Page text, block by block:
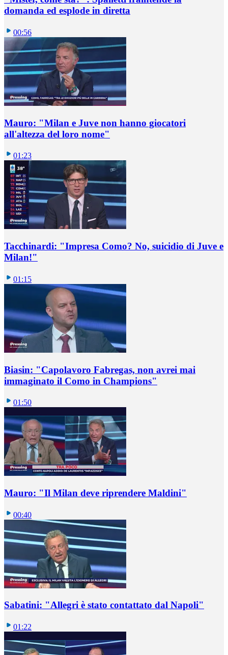
domanda ed esplode in diretta
00:56
Mauro: "Milan e Juve non hanno giocatori
all'altezza del loro nome"
01:23
Tacchinardi: "Impresa Como? No, suicidio di Juve e
Milan!"
01:15
Biasin: "Capolavoro Fabregas, non avrei mai
immaginato il Como in Champions"
01:50
Mauro: "Il Milan deve riprendere Maldini"
00:40
Sabatini: "Allegri è stato contattato dal Napoli"
01:22